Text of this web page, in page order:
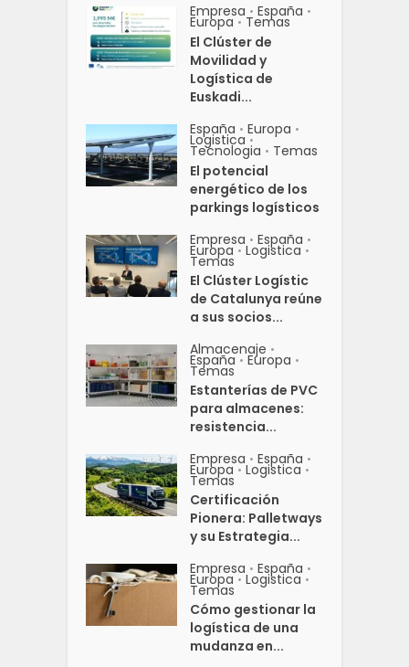
Empresa • España •
Europa • Temas
El Clúster de
Movilidad y
Logística de
Euskadi...
España • Europa •
Logistica •
Tecnologia • Temas
El potencial
energético de los
parkings logísticos
Empresa • España •
Europa • Logistica •
Temas
El Clúster Logístic
de Catalunya reúne
a sus socios...
Almacenaje •
España • Europa •
Temas
Estanterías de PVC
para almacenes:
resistencia...
Empresa • España •
Europa • Logistica •
Temas
Certificación
Pionera: Palletways
y su Estrategia...
Empresa • España •
Europa • Logistica •
Temas
Cómo gestionar la
logística de una
mudanza en...